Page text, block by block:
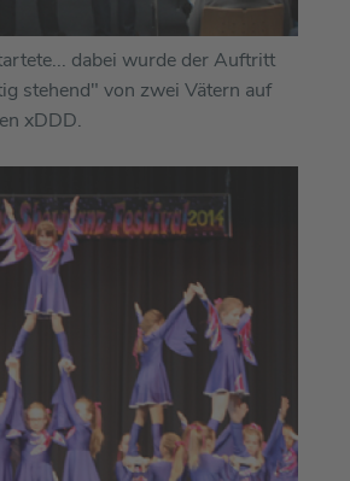
dabei wurde der Auftritt
stehend" von zwei Vätern auf
xDDD.